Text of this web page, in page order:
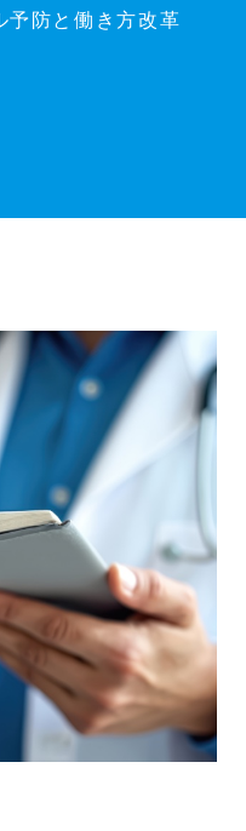
防と働き方改革